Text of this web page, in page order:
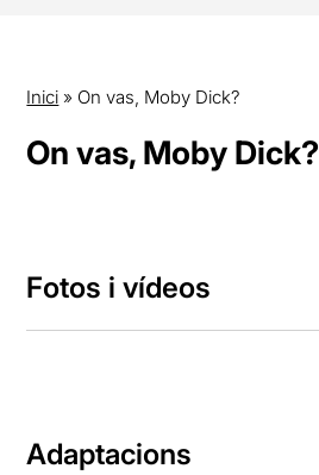
Inici » On vas, Moby Dick?
On vas, Moby Dick?
Fotos i vídeos
Adaptacions